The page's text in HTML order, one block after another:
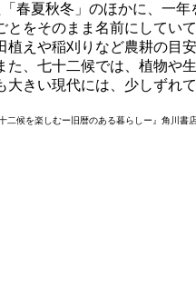
春夏秋冬」のほかに、一
をそのまま名前にしてい
植えや稲刈りなど農耕の目
た、七十二候では、植物や
きい現代には、少しずれ
候を楽しむー旧暦のある暮らしー』角川書